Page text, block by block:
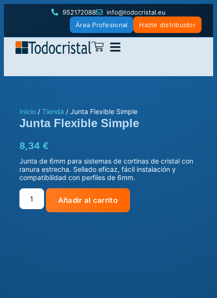
952172088
info@todocristal.eu
Hazte distribuidor
Área Profesional
Inicio / Tienda / Junta Flexible Simple
Junta Flexible Simple
8,34 €
Junta de 6mm para sistemas de cortinas de cristal con
ranura estrecha. Sellado eficaz, fácil instalación y
compatibilidad con perfiles de 6mm.
Añadir al carrito